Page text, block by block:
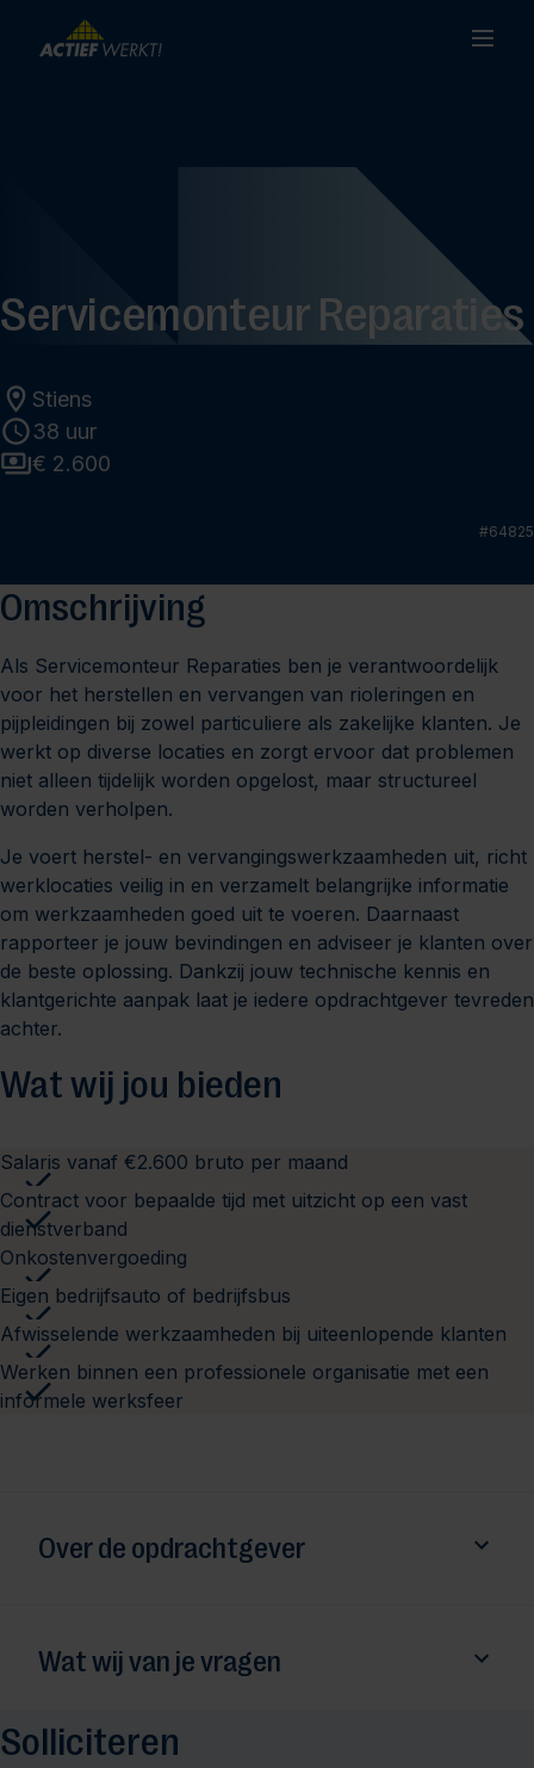
Servicemonteur Reparaties
Stiens
38 uur
€ 2.600
#64825
Omschrijving
Als Servicemonteur Reparaties ben je verantwoordelijk
voor het herstellen en vervangen van rioleringen en
pijpleidingen bij zowel particuliere als zakelijke klanten. Je
werkt op diverse locaties en zorgt ervoor dat problemen
niet alleen tijdelijk worden opgelost, maar structureel
worden verholpen.
Je voert herstel- en vervangingswerkzaamheden uit, richt
werklocaties veilig in en verzamelt belangrijke informatie
om werkzaamheden goed uit te voeren. Daarnaast
rapporteer je jouw bevindingen en adviseer je klanten over
de beste oplossing. Dankzij jouw technische kennis en
klantgerichte aanpak laat je iedere opdrachtgever tevreden
achter.
Wat wij jou bieden
Salaris vanaf €2.600 bruto per maand
Contract voor bepaalde tijd met uitzicht op een vast
dienstverband
Onkostenvergoeding
Eigen bedrijfsauto of bedrijfsbus
Afwisselende werkzaamheden bij uiteenlopende klanten
Werken binnen een professionele organisatie met een
informele werksfeer
Over de opdrachtgever
Wat wij van je vragen
Solliciteren